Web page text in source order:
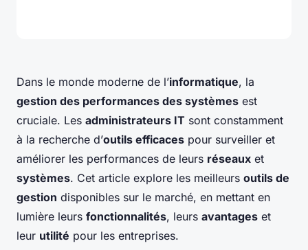
Dans le monde moderne de l’informatique, la
gestion des performances des systèmes est
cruciale. Les administrateurs IT sont constamment
à la recherche d’outils efficaces pour surveiller et
améliorer les performances de leurs réseaux et
systèmes. Cet article explore les meilleurs outils de
gestion disponibles sur le marché, en mettant en
lumière leurs fonctionnalités, leurs avantages et
leur utilité pour les entreprises.